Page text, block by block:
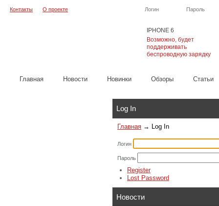
IPHONE 6
Возможно, будет
поддерживать
беспроводную зарядку
Логин Пароль
Контакты О проекте
Главная Новости Новинки Обзоры Cтатьи
Log In
Главная → Log In
Логин
Пароль
Register
Lost Password
Новости